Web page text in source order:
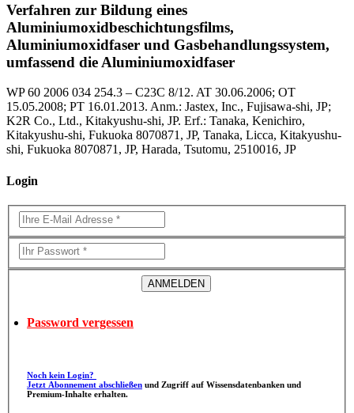
Verfahren zur Bildung eines
Aluminiumoxidbeschichtungsfilms,
Aluminiumoxidfaser und Gasbehandlungssystem,
umfassend die Aluminiumoxidfaser
WP 60 2006 034 254.3 – C23C 8/12. AT 30.06.2006; OT
15.05.2008; PT 16.01.2013. Anm.: Jastex, Inc., Fujisawa-shi, JP;
K2R Co., Ltd., Kitakyushu-shi, JP. Erf.: Tanaka, Kenichiro,
Kitakyushu-shi, Fukuoka 8070871, JP, Tanaka, Licca, Kitakyushu-
shi, Fukuoka 8070871, JP, Harada, Tsutomu, 2510016, JP
Login
Password vergessen
Noch kein Login?
Jetzt Abonnement abschließen
Premium-Inhalte erhalten.